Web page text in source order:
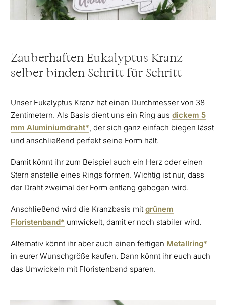
Zauberhaften Eukalyptus Kranz
selber binden Schritt für Schritt
Unser Eukalyptus Kranz hat einen Durchmesser von 38
Zentimetern. Als Basis dient uns ein Ring aus dickem 5
mm Aluminiumdraht* , der sich ganz einfach biegen lässt
und anschließend perfekt seine Form hält.
Damit könnt ihr zum Beispiel auch ein Herz oder einen
Stern anstelle eines Rings formen. Wichtig ist nur, dass
der Draht zweimal der Form entlang gebogen wird.
Anschließend wird die Kranzbasis mit grünem
Floristenband* umwickelt, damit er noch stabiler wird.
Alternativ könnt ihr aber auch einen fertigen Metallring*
in eurer Wunschgröße kaufen. Dann könnt ihr euch auch
das Umwickeln mit Floristenband sparen.